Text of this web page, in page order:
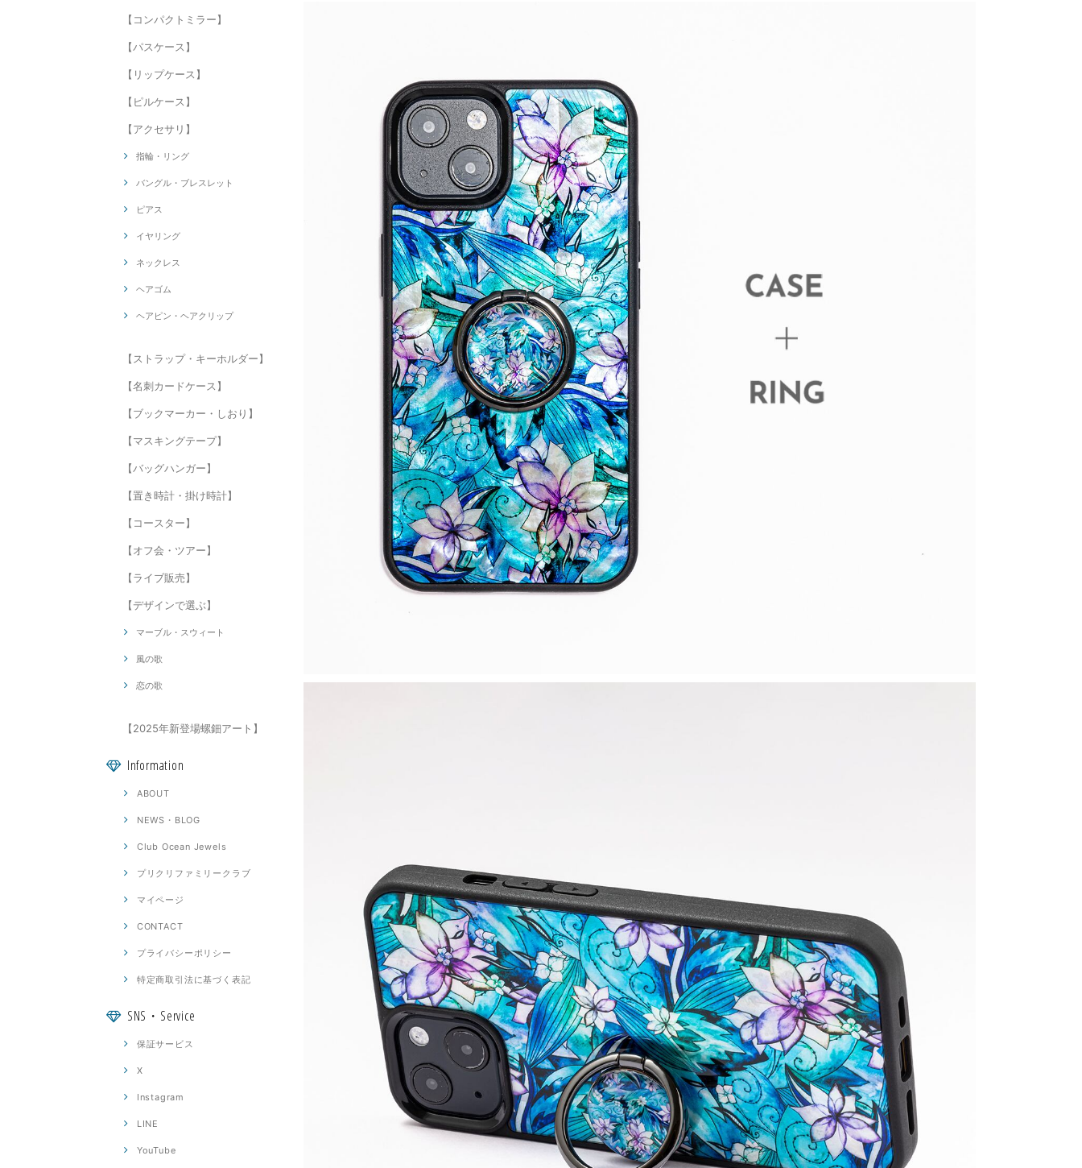
【コンパクトミラー】
【パスケース】
【リップケース】
【ピルケース】
【アクセサリ】
指輪・リング
バングル・ブレスレット
ピアス
イヤリング
ネックレス
ヘアゴム
ヘアピン・ヘアクリップ
【ストラップ・キーホルダー】
【名刺カードケース】
【ブックマーカー・しおり】
【マスキングテープ】
【バッグハンガー】
【置き時計・掛け時計】
【コースター】
【オフ会・ツアー】
【ライブ販売】
【デザインで選ぶ】
マーブル・スウィート
風の歌
恋の歌
【2025年新登場螺鈿アート】
Information
ABOUT
NEWS・BLOG
Club Ocean Jewels
プリクリファミリークラブ
マイページ
CONTACT
プライバシーポリシー
特定商取引法に基づく表記
SNS・Service
保証サービス
X
Instagram
LINE
YouTube